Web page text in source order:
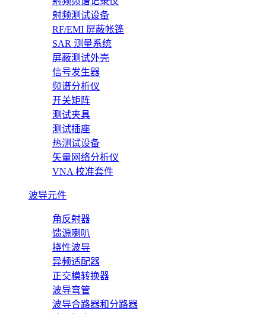
射频测试设备
RF/EMI 屏蔽帐篷
SAR 测量系统
屏蔽测试外壳
信号发生器
频谱分析仪
开关矩阵
测试夹具
测试插座
热测试设备
矢量网络分析仪
VNA 校准套件
波导元件
角反射器
馈源喇叭
挠性波导
异频适配器
正交模转换器
波导弯管
波导合路器和分路器